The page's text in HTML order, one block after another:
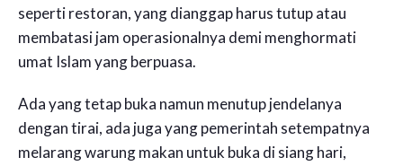
seperti restoran, yang dianggap harus tutup atau
membatasi jam operasionalnya demi menghormati
umat Islam yang berpuasa.
Ada yang tetap buka namun menutup jendelanya
dengan tirai, ada juga yang pemerintah setempatnya
melarang warung makan untuk buka di siang hari,